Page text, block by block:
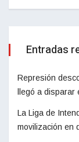
Entradas
Represión
llegó a
La Liga de
movilización en